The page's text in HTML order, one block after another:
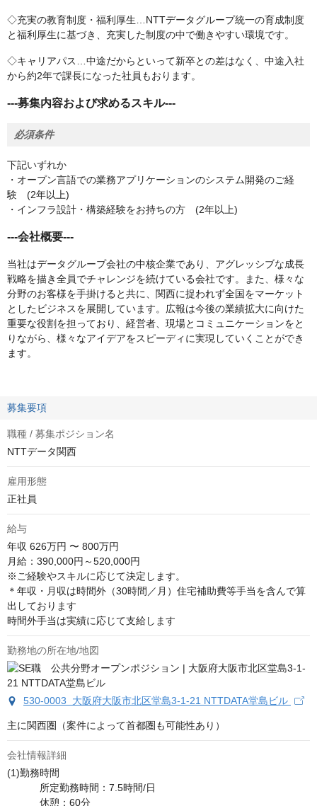
◇充実の教育制度・福利厚生…NTTデータグループ統一の育成制度
と福利厚生に基づき、充実した制度の中で働きやすい環境です。
◇キャリアパス…中途だからといって新卒との差はなく、中途入社
から約2年で課長になった社員もおります。
---募集内容および求めるスキル---
必須条件
下記いずれか
・オープン言語での業務アプリケーションのシステム開発のご経
験 (2年以上)
・インフラ設計・構築経験をお持ちの方 (2年以上)
---会社概要---
当社はデータグループ会社の中核企業であり、アグレッシブな成長
戦略を描き全員でチャレンジを続けている会社です。また、様々な
分野のお客様を手掛けると共に、関西に捉われず全国をマーケット
としたビジネスを展開しています。広報は今後の業績拡大に向けた
重要な役割を担っており、経営者、現場とコミュニケーションをと
りながら、様々なアイデアをスピーディに実現していくことができ
ます。
募集要項
職種 / 募集ポジション名
NTTデータ関西
雇用形態
正社員
給与
年収 626万円 〜 800万円
月給：390,000円～520,000円
※ご経験やスキルに応じて決定します。
＊年収・月収は時間外（30時間／月）住宅補助費等手当を含んで算
出しております
時間外手当は実績に応じて支給します
勤務地の所在地/地図
530-0003 大阪府大阪市北区堂島3-1-21 NTTDATA堂島ビル
主に関西圏（案件によって首都圏も可能性あり）
会社情報詳細
(1)勤務時間